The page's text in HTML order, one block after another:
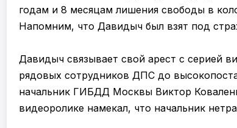
годам и 8 месяцам лишения свободы в
Напомним, что Давидыч был взят под
Давидыч связывает свой арест с серией
рядовых сотрудников ДПС до
начальник ГИБДД Москвы Виктор
видеоролике намекал, что начальник